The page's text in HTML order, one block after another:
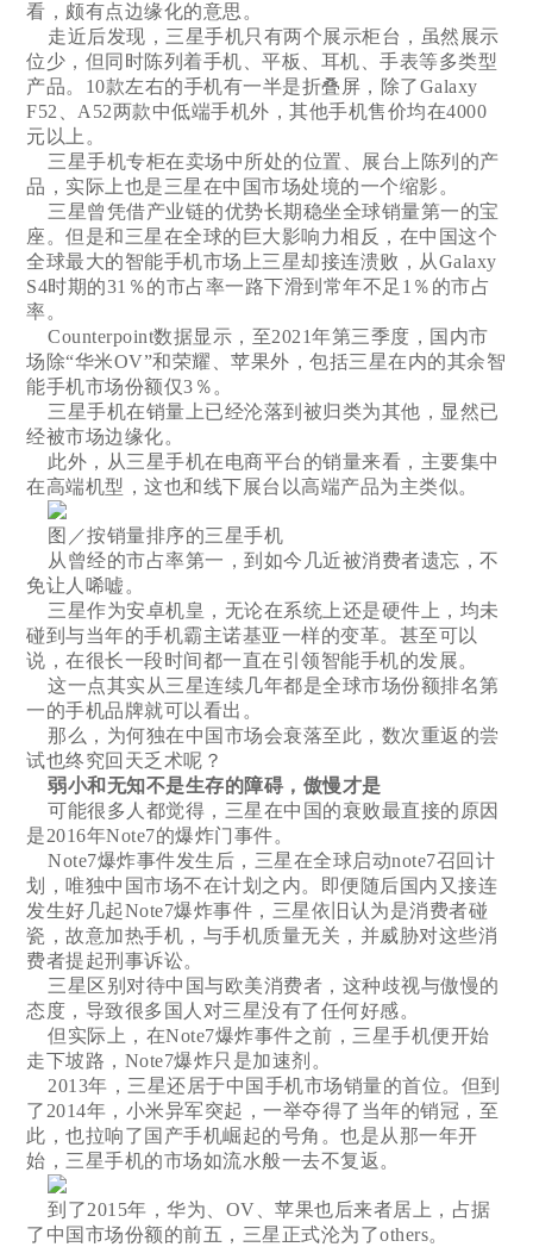
看，颇有点边缘化的意思。
走近后发现，三星手机只有两个展示柜台，虽然展示
位少，但同时陈列着手机、平板、耳机、手表等多类型
产品。10款左右的手机有一半是折叠屏，除了Galaxy
F52、A52两款中低端手机外，其他手机售价均在4000
元以上。
三星手机专柜在卖场中所处的位置、展台上陈列的产
品，实际上也是三星在中国市场处境的一个缩影。
三星曾凭借产业链的优势长期稳坐全球销量第一的宝
座。但是和三星在全球的巨大影响力相反，在中国这个
全球最大的智能手机市场上三星却接连溃败，从Galaxy
S4时期的31％的市占率一路下滑到常年不足1％的市占
率。
Counterpoint数据显示，至2021年第三季度，国内市
场除“华米OV”和荣耀、苹果外，包括三星在内的其余智
能手机市场份额仅3％。
三星手机在销量上已经沦落到被归类为其他，显然已
经被市场边缘化。
此外，从三星手机在电商平台的销量来看，主要集中
在高端机型，这也和线下展台以高端产品为主类似。
图／按销量排序的三星手机
从曾经的市占率第一，到如今几近被消费者遗忘，不
免让人唏嘘。
三星作为安卓机皇，无论在系统上还是硬件上，均未
碰到与当年的手机霸主诺基亚一样的变革。甚至可以
说，在很长一段时间都一直在引领智能手机的发展。
这一点其实从三星连续几年都是全球市场份额排名第
一的手机品牌就可以看出。
那么，为何独在中国市场会衰落至此，数次重返的尝
试也终究回天乏术呢？
弱小和无知不是生存的障碍，傲慢才是
可能很多人都觉得，三星在中国的衰败最直接的原因
是2016年Note7的爆炸门事件。
Note7爆炸事件发生后，三星在全球启动note7召回计
划，唯独中国市场不在计划之内。即便随后国内又接连
发生好几起Note7爆炸事件，三星依旧认为是消费者碰
瓷，故意加热手机，与手机质量无关，并威胁对这些消
费者提起刑事诉讼。
三星区别对待中国与欧美消费者，这种歧视与傲慢的
态度，导致很多国人对三星没有了任何好感。
但实际上，在Note7爆炸事件之前，三星手机便开始
走下坡路，Note7爆炸只是加速剂。
2013年，三星还居于中国手机市场销量的首位。但到
了2014年，小米异军突起，一举夺得了当年的销冠，至
此，也拉响了国产手机崛起的号角。也是从那一年开
始，三星手机的市场如流水般一去不复返。
到了2015年，华为、OV、苹果也后来者居上，占据
了中国市场份额的前五，三星正式沦为了others。